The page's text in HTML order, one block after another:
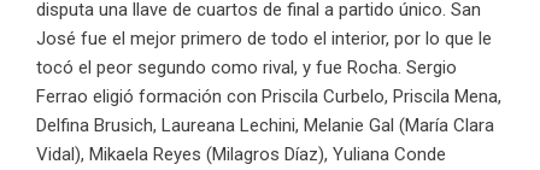
disputa una llave de cuartos de final a partido único. San
José fue el mejor primero de todo el interior, por lo que le
tocó el peor segundo como rival, y fue Rocha. Sergio
Ferrao eligió formación con Priscila Curbelo, Priscila Mena,
Delfina Brusich, Laureana Lechini, Melanie Gal (María Clara
Vidal), Mikaela Reyes (Milagros Díaz), Yuliana Conde